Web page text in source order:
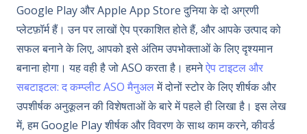
Google Play और Apple App Store दुनिया के दो अग्रणी
प्लेटफ़ॉर्म हैं। उन पर लाखों ऐप प्रकाशित होते हैं, और आपके उत्पाद को
सफल बनाने के लिए, आपको इसे अंतिम उपभोक्ताओं के लिए दृश्यमान
बनाना होगा। यह वही है जो ASO करता है। हमनेऐप टाइटल और
सबटाइटल: द कम्प्लीट ASO मैनुअलमें दोनों स्टोर के लिए शीर्षक और
उपशीर्षक अनुकूलन की विशेषताओं के बारे में पहले ही लिखा है। इस लेख
में, हम Google Play शीर्षक और विवरण के साथ काम करने, कीवर्ड